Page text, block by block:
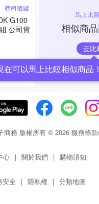
蔡司噴罐
G100
公司貨
馬上比
相似商
去比
在可以馬上比較相似商品！
商務 版權所有 © 2026 服務條
心 | 關於我們 | 購物須知
安全 | 隱私權 | 分類地圖